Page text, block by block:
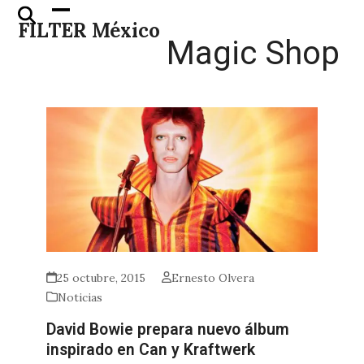
Skip
FILTER México
Open
mobile
Close
mobile
Magic Shop
25 octubre, 2015
Ernesto Olvera
Noticias
David Bowie prepara nuevo álbum
inspirado en Can y Kraftwerk